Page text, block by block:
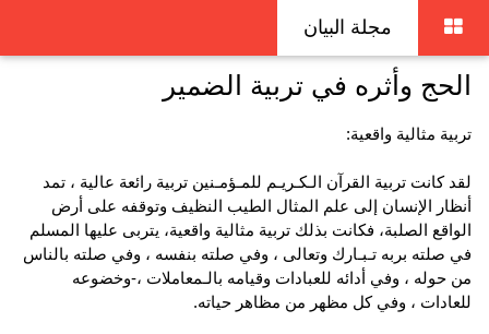
مجلة البيان
الحج وأثره في تربية الضمير
تربية مثالية واقعية:
لقد كانت تربية القرآن الـكـريـم للمـؤمـنين تربية رائعة عالية ، تمد
أنظار الإنسان إلى علم المثال الطيب النظيف وتوقفه على أرض
الواقع الصلبة، فكانت بذلك تربية مثالية واقعية، يتربى عليها المسلم
في صلته بربه تـبـارك وتعالى ، وفي صلته بنفسه ، وفي صلته بالناس
من حوله ، وفي أدائه للعبادات وقيامه بالـمعاملات ،-وخضوعه
للعادات ، وفي كل مظهر من مظاهر حياته.